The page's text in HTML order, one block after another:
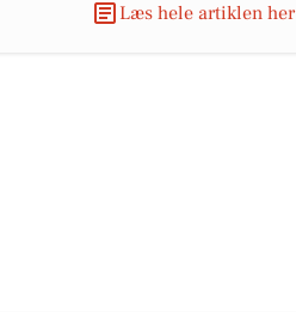
Læs hele artiklen her